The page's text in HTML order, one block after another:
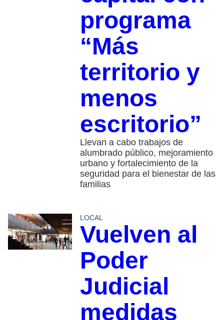
programa
“Más
territorio y
menos
escritorio”
Llevan a cabo trabajos de
alumbrado público, mejoramiento
urbano y fortalecimiento de la
seguridad para el bienestar de las
familias
LOCAL
Vuelven al
Poder
Judicial
medidas